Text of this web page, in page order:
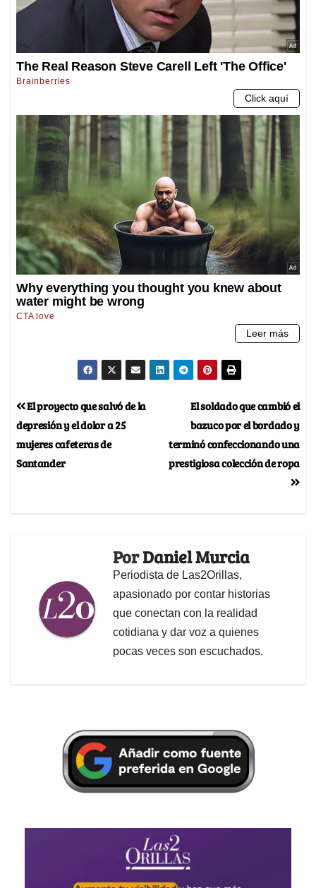
El soldado que cambió el
bazuco por el bordado y
terminó confeccionando una
prestigiosa colección de ropa
El proyecto que salvó de la
depresión y el dolor a 25
mujeres cafeteras de
Santander
PorDaniel Murcia
Periodista de Las2Orillas,
apasionado por contar historias
que conectan con la realidad
cotidiana y dar voz a quienes
pocas veces son escuchados.